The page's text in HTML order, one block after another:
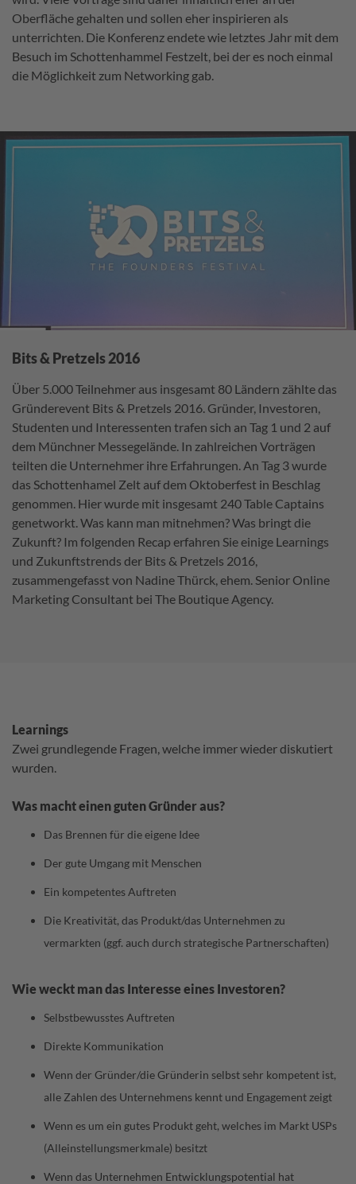
Oberfläche gehalten und sollen eher inspirieren als
unterrichten. Die Konferenz endete wie letztes Jahr mit dem
Besuch im Schottenhammel Festzelt, bei der es noch einmal
die Möglichkeit zum Networking gab.
Bits & Pretzels 2016
Über 5.000 Teilnehmer aus insgesamt 80 Ländern zählte das
Gründerevent Bits & Pretzels 2016. Gründer, Investoren,
Studenten und Interessenten trafen sich an Tag 1 und 2 auf
dem Münchner Messegelände. In zahlreichen Vorträgen
teilten die Unternehmer ihre Erfahrungen. An Tag 3 wurde
das Schottenhamel Zelt auf dem Oktoberfest in Beschlag
genommen. Hier wurde mit insgesamt 240 Table Captains
genetworkt. Was kann man mitnehmen? Was bringt die
Zukunft? Im folgenden Recap erfahren Sie einige Learnings
und Zukunftstrends der Bits & Pretzels 2016,
zusammengefasst von Nadine Thürck, ehem. Senior Online
Marketing Consultant bei The Boutique Agency.
Learnings
Zwei grundlegende Fragen, welche immer wieder diskutiert
wurden.
Was macht einen guten Gründer aus?
Das Brennen für die eigene Idee
Der gute Umgang mit Menschen
Ein kompetentes Auftreten
Die Kreativität, das Produkt/das Unternehmen zu
vermarkten (ggf. auch durch strategische Partnerschaften)
Wie weckt man das Interesse eines Investoren?
Selbstbewusstes Auftreten
Direkte Kommunikation
Wenn der Gründer/die Gründerin selbst sehr kompetent ist,
alle Zahlen des Unternehmens kennt und Engagement zeigt
Wenn es um ein gutes Produkt geht, welches im Markt USPs
(Alleinstellungsmerkmale) besitzt
Wenn das Unternehmen Entwicklungspotential hat